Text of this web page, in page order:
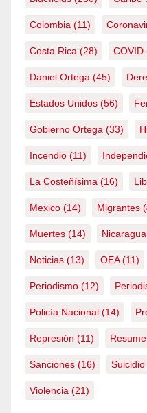
Colombia (11)
Costa Rica (28)
Daniel Ortega (45)
Estados Unidos (56)
Gobierno Ortega (33)
Incendio (11)
La Costeñísima (16)
Mexico (14) Migrantes
Muertes (14) Nicaragua
Noticias (13) OEA(11)
Periodismo (12)
Policía Nacional (14)
Represión (11)
Sanciones (16) Suicidio
Violencia (21)